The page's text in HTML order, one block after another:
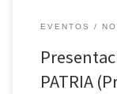
EVENTOS
PATRIA